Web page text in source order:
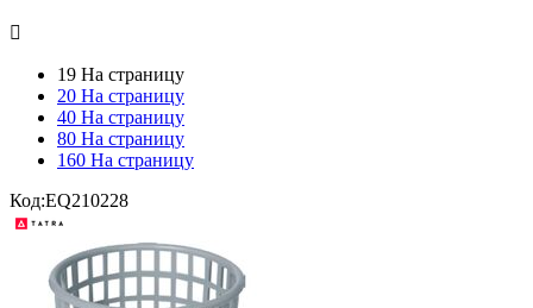

19 На страницу
20 На страницу
40 На страницу
80 На страницу
160 На страницу
Код:EQ210228